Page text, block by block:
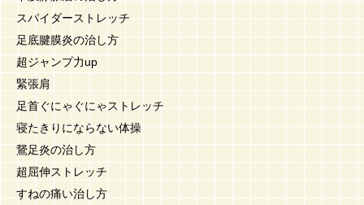
スパイダーストレッチ
足底腱膜炎の治し方
超ジャンプ力up
緊張肩
足首ぐにゃぐにゃストレッチ
寝たきりにならない体操
鵞足炎の治し方
超屈伸ストレッチ
すねの痛い治し方